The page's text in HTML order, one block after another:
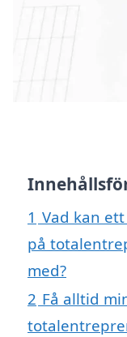
1 Vad kan
på
med?
2 Få alltid